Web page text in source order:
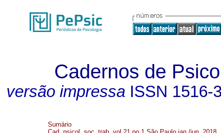
Cadernos de
versão impressa ISSN 1516-
Sumário